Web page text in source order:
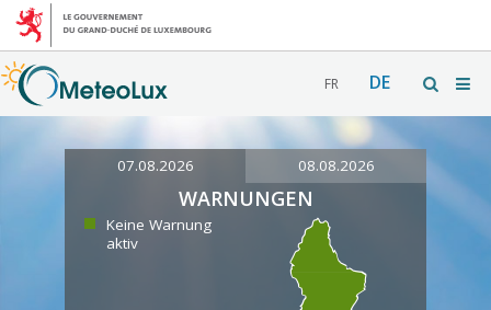
FR DE
07.08.2026 08.08.2026
WARNUNGEN
Keine Warnung
aktiv